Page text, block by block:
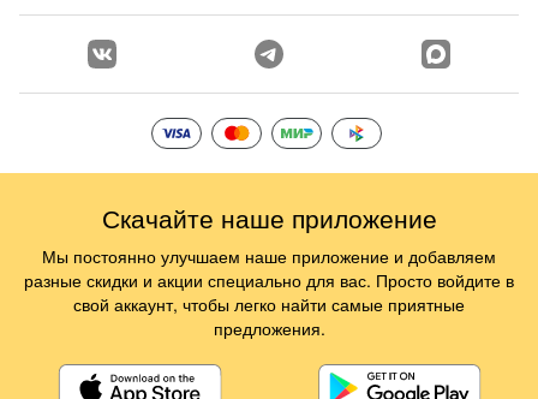
Скачайте наше приложение
Мы постоянно улучшаем наше приложение и добавляем
разные скидки и акции специально для вас. Просто войдите в
свой аккаунт, чтобы легко найти самые приятные
предложения.